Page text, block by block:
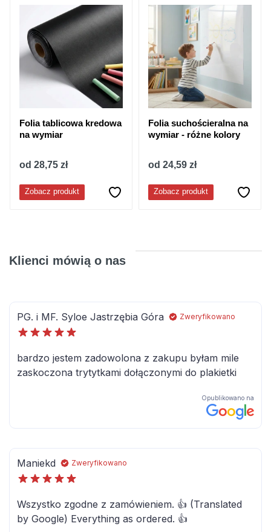
Folia tablicowa kredowa
na wymiar
od 28,75 zł
Zobacz produkt
Folia suchościeralna na
wymiar - różne kolory
od 24,59 zł
Zobacz produkt
Klienci mówią o nas